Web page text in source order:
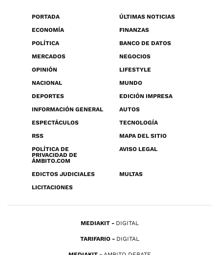
PORTADA
ÚLTIMAS NOTICIAS
ECONOMÍA
FINANZAS
POLÍTICA
BANCO DE DATOS
MERCADOS
NEGOCIOS
OPINIÓN
LIFESTYLE
NACIONAL
MUNDO
DEPORTES
EDICIÓN IMPRESA
INFORMACIÓN GENERAL
AUTOS
ESPECTÁCULOS
TECNOLOGÍA
RSS
MAPA DEL SITIO
POLÍTICA DE
PRIVACIDAD DE
ÁMBITO.COM
AVISO LEGAL
EDICTOS JUDICIALES
MULTAS
LICITACIONES
MEDIAKIT DIGITAL
TARIFARIO DIGITAL